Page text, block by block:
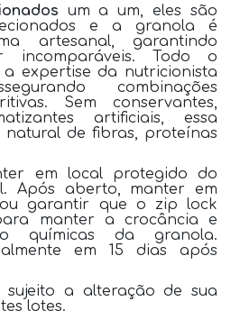
um a um, eles são
e a granola é
artesanal, garantindo
incomparáveis. Todo o
expertise da nutricionista
combinações
Sem conservantes,
artificiais, essa
de fibras, proteínas
em local protegido do
Após aberto, manter em
garantir que o zip lock
manter a crocância e
químicas da granola.
em 15 dias após
sujeito a alteração de sua
lotes.